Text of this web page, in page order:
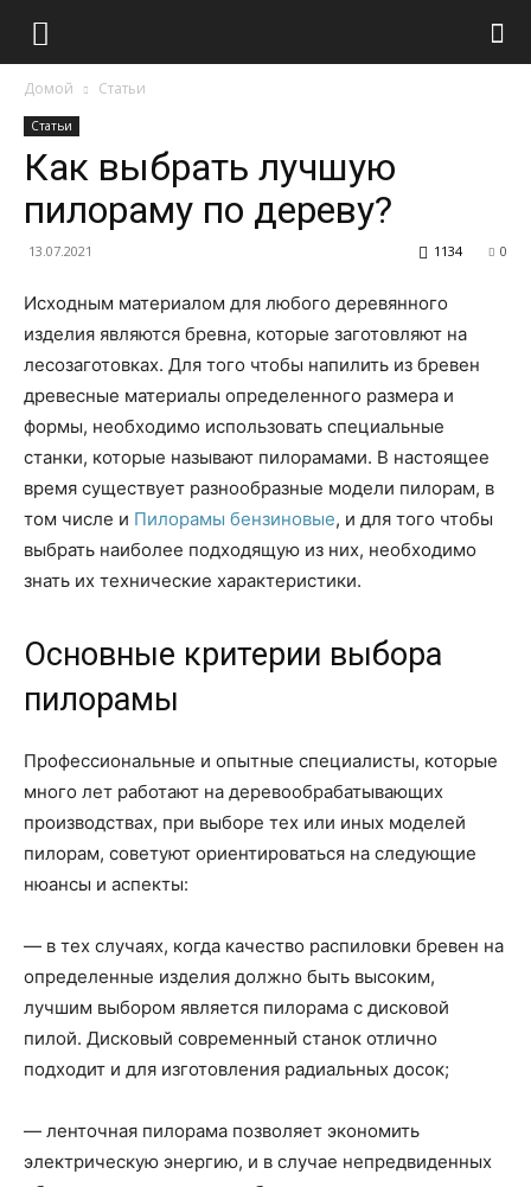
Домой Статьи
Статьи
Как выбрать лучшую
пилораму по дереву?
13.07.2021 0
1134
Исходным материалом для любого деревянного
изделия являются бревна, которые заготовляют на
лесозаготовках. Для того чтобы напилить из бревен
древесные материалы определенного размера и
формы, необходимо использовать специальные
станки, которые называют пилорамами. В настоящее
время существует разнообразные модели пилорам, в
том числе и Пилорамы бензиновые, и для того чтобы
выбрать наиболее подходящую из них, необходимо
знать их технические характеристики.
Основные критерии выбора
пилорамы
Профессиональные и опытные специалисты, которые
много лет работают на деревообрабатывающих
производствах, при выборе тех или иных моделей
пилорам, советуют ориентироваться на следующие
нюансы и аспекты:
— в тех случаях, когда качество распиловки бревен на
определенные изделия должно быть высоким,
лучшим выбором является пилорама с дисковой
пилой. Дисковый современный станок отлично
подходит и для изготовления радиальных досок;
— ленточная пилорама позволяет экономить
электрическую энергию, и в случае непредвиденных